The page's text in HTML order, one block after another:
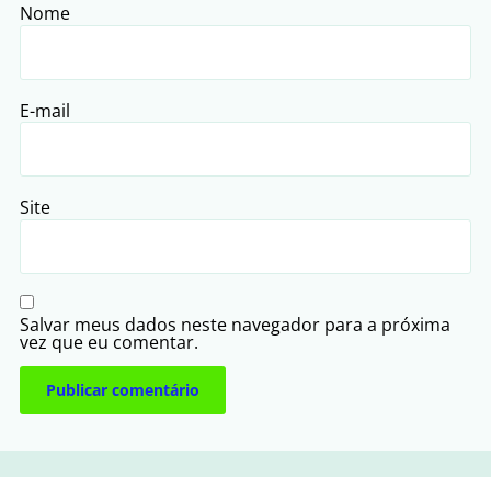
Nome
E-mail
Site
Salvar meus dados neste navegador para a próxima
vez que eu comentar.